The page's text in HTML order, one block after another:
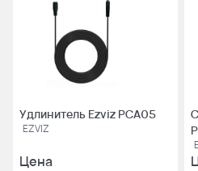
Удлинитель Ezviz PCA05
EZVIZ
Цена